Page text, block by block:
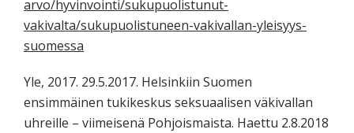
arvo/hyvinvointi/sukupuolistunut-
vakivalta/sukupuolistuneen-vakivallan-yleisyys-
suomessa
Yle, 2017. 29.5.2017. Helsinkiin Suomen
ensimmäinen tukikeskus seksuaalisen väkivallan
uhreille – viimeisenä Pohjoismaista. Haettu 2.8.2018